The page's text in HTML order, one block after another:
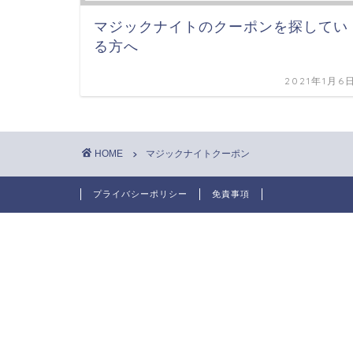
マジックナイトのクーポンを探してい
る方へ
2021年1月6
HOME マジックナイトクーポン
プライバシーポリシー 免責事項